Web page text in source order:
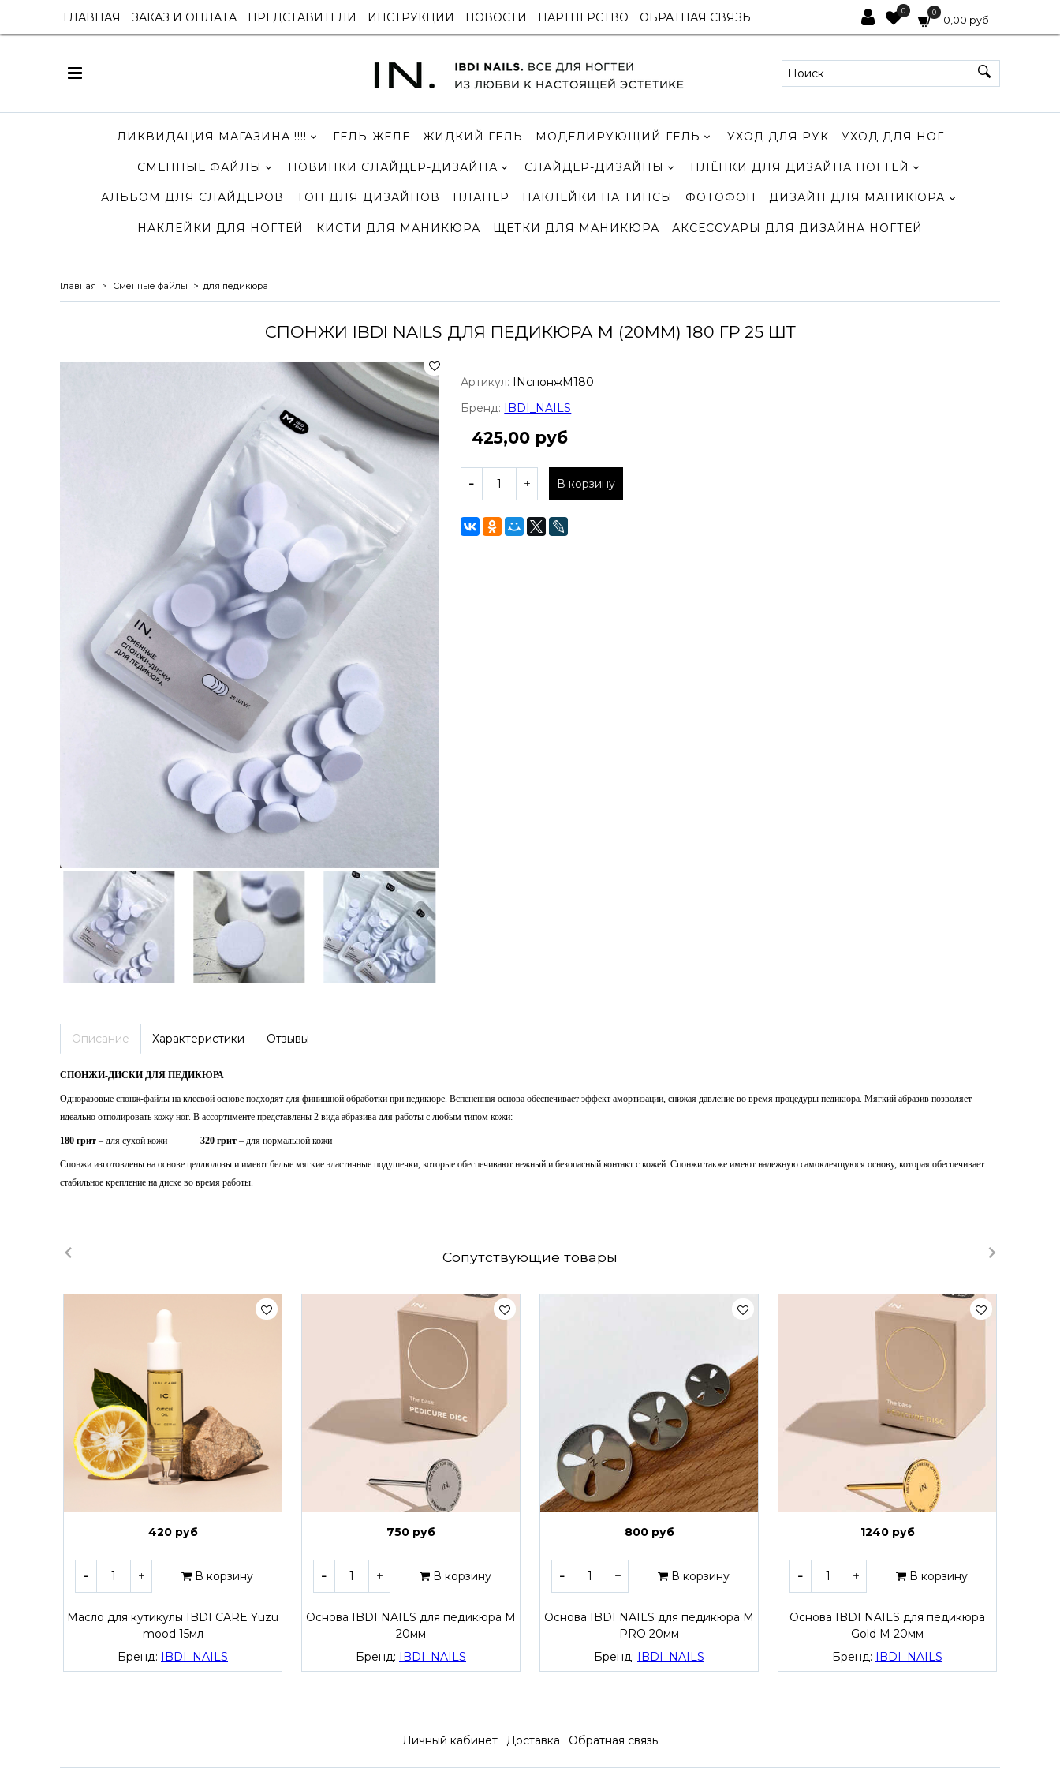
ГЛАВНАЯ ЗАКАЗ И ОПЛАТА ПРЕДСТАВИТЕЛИ ИНСТРУКЦИИ НОВОСТИ ПАРТНЕРСТВО ОБРАТНАЯ СВЯЗЬ 0 0
0,00 руб
ЛИКВИДАЦИЯ МАГАЗИНА !!!! ГЕЛЬ-ЖЕЛЕ ЖИДКИЙ ГЕЛЬ МОДЕЛИРУЮЩИЙ ГЕЛЬ УХОД ДЛЯ РУК УХОД ДЛЯ НОГ
СМЕННЫЕ ФАЙЛЫ НОВИНКИ СЛАЙДЕР-ДИЗАЙНА СЛАЙДЕР-ДИЗАЙНЫ ПЛЁНКИ ДЛЯ ДИЗАЙНА НОГТЕЙ
АЛЬБОМ ДЛЯ СЛАЙДЕРОВ ТОП ДЛЯ ДИЗАЙНОВ ПЛАНЕР НАКЛЕЙКИ НА ТИПСЫ ФОТОФОН ДИЗАЙН ДЛЯ МАНИКЮРА
НАКЛЕЙКИ ДЛЯ НОГТЕЙ КИСТИ ДЛЯ МАНИКЮРА ЩЕТКИ ДЛЯ МАНИКЮРА АКСЕССУАРЫ ДЛЯ ДИЗАЙНА НОГТЕЙ
Главная Сменные файлы для педикюра
СПОНЖИ IBDI NAILS ДЛЯ ПЕДИКЮРА M (20ММ) 180 ГР 25 ШТ
Артикул: INспонжM180
Бренд: IBDI_NAILS
425,00 руб
В корзину
Описание
СПОНЖИ-ДИСКИ ДЛЯ ПЕДИКЮРА
Одноразовые спонж-файлы на клеевой основе подходят для финишной обработки при педикюре. Вспененная основа обеспечивает эффект амортизации, снижая давление во время процедуры педикюра. Мягкий абразив позволяет
идеально отполировать кожу ног. В ассортименте представлены 2 вида абразива для работы с любым типом кожи:
180 грит – для сухой кожи 320 грит – для нормальной кожи
Спонжи изготовлены на основе целлюлозы и имеют белые мягкие эластичные подушечки, которые обеспечивают нежный и безопасный контакт с кожей. Спонжи также имеют надежную самоклеящуюся основу, которая обеспечивает
стабильное крепление на диске во время работы.
Характеристики Отзывы
Сопутствующие товары
420 руб
В корзину
Масло для кутикулы IBDI CARE Yuzu
mood 15мл
Бренд: IBDI_NAILS
750 руб
В корзину
Основа IBDI NAILS для педикюра M
20мм
Бренд: IBDI_NAILS
800 руб
В корзину
Основа IBDI NAILS для педикюра M
PRO 20мм
Бренд: IBDI_NAILS
1240 руб
В корзину
Основа IBDI NAILS для педикюра
Gold M 20мм
Бренд: IBDI_NAILS
Личный кабинет Доставка Обратная связь